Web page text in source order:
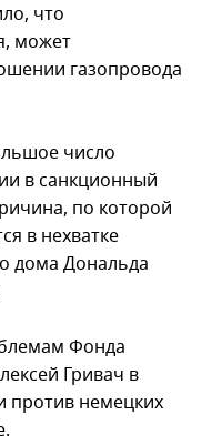
что
может
газопровода
число
в санкционный
по которой
в нехватке
дома Дональда
Фонда
Гривач в
против немецких